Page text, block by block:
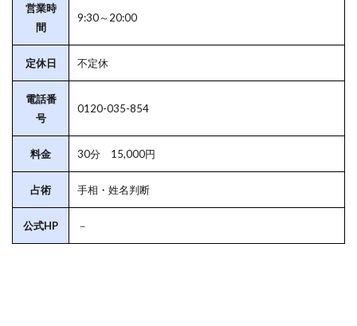
営業時
間
9:30～20:00
定休日 不定休
電話番
号
0120-035-854
料金 30分 15,000円
占術 手相・姓名判断
公式HP －